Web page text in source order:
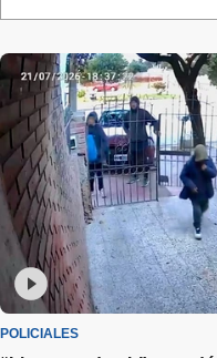
POLICIALES